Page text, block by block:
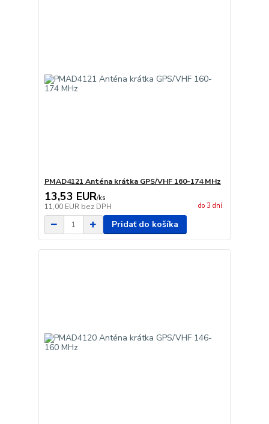
PMAD4121 Anténa krátka GPS/VHF 160-174 MHz
13,53 EUR/ks
11,00 EUR bez DPH do 3 dní
Pridať do košíka